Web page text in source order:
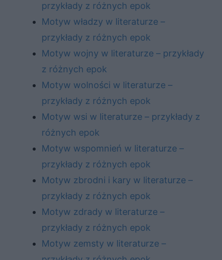
przykłady z różnych epok
Motyw władzy w literaturze –
przykłady z różnych epok
Motyw wojny w literaturze – przykłady
z różnych epok
Motyw wolności w literaturze –
przykłady z różnych epok
Motyw wsi w literaturze – przykłady z
różnych epok
Motyw wspomnień w literaturze –
przykłady z różnych epok
Motyw zbrodni i kary w literaturze –
przykłady z różnych epok
Motyw zdrady w literaturze –
przykłady z różnych epok
Motyw zemsty w literaturze –